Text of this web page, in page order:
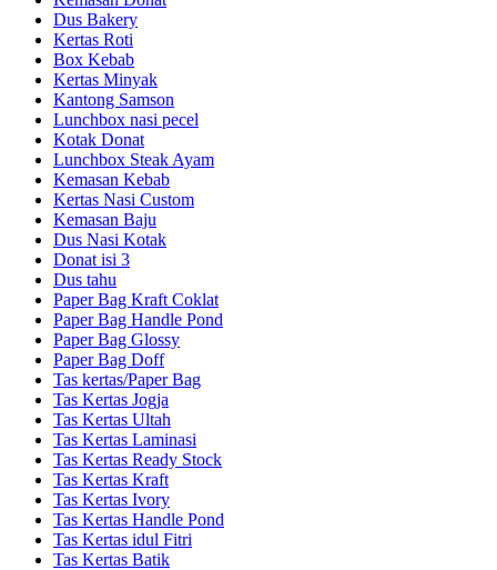
Dus Bakery
Kertas Roti
Box Kebab
Kertas Minyak
Kantong Samson
Lunchbox nasi pecel
Kotak Donat
Lunchbox Steak Ayam
Kemasan Kebab
Kertas Nasi Custom
Kemasan Baju
Dus Nasi Kotak
Donat isi 3
Dus tahu
Paper Bag Kraft Coklat
Paper Bag Handle Pond
Paper Bag Glossy
Paper Bag Doff
Tas kertas/Paper Bag
Tas Kertas Jogja
Tas Kertas Ultah
Tas Kertas Laminasi
Tas Kertas Ready Stock
Tas Kertas Kraft
Tas Kertas Ivory
Tas Kertas Handle Pond
Tas Kertas idul Fitri
Tas Kertas Batik